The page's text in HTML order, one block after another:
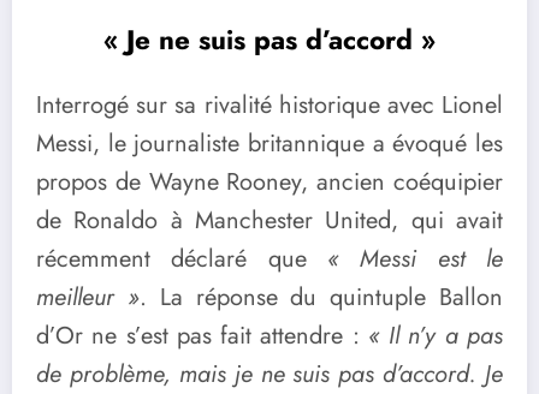
« Je ne suis pas d’accord »
Interrogé sur sa rivalité historique avec Lionel
Messi, le journaliste britannique a évoqué les
propos de Wayne Rooney, ancien coéquipier
de Ronaldo à Manchester United, qui avait
récemment déclaré que « Messi est le
meilleur ». La réponse du quintuple Ballon
d’Or ne s’est pas fait attendre : « Il n’y a pas
de problème, mais je ne suis pas d’accord. Je